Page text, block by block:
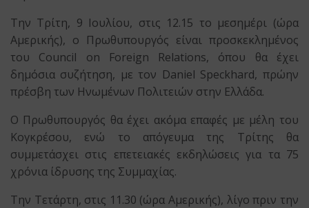
Την Τρίτη, 9 Ιουλίου, στις 12.15 το μεσημέρι (ώρα
Αμερικής), ο Πρωθυπουργός είναι προσκεκλημένος
του Council on Foreign Relations, όπου θα έχει
δημόσια συζήτηση, με τον Daniel Speckhard, πρώην
πρέσβη των Ηνωμένων Πολιτειών στην Ελλάδα.
Ο Πρωθυπουργός θα έχει ακόμα επαφές με μέλη του
Κογκρέσου, ενώ το απόγευμα της Τρίτης θα
συμμετάσχει στις επετειακές εκδηλώσεις για τα 75
χρόνια ίδρυσης της Συμμαχίας.
Την Τετάρτη, στις 11.30 (ώρα Αμερικής), λίγο πριν την